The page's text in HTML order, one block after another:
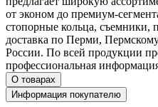
от эконом до премиум-
стопорные кольца, съемники,
доставка по Перми,
России. По всей продукции
профессиональная
О товарах
Информация покупателю